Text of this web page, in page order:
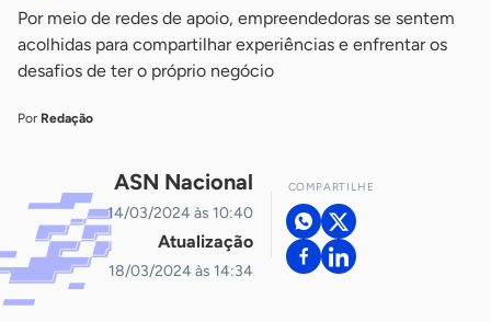
Por meio de redes de apoio, empreendedoras se sentem
acolhidas para compartilhar experiências e enfrentar os
desafios de ter o próprio negócio
Por Redação
ASN Nacional
14/03/2024 às 10:40
Atualização
18/03/2024 às 14:34
COMPARTILHE